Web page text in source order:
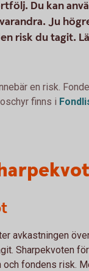
Du kan
Ju
risk du tagit.
en risk.
finns i
avkastningen
Sharpekvoten
och fondens risk.